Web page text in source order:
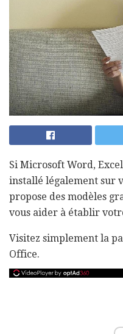
Si Microsoft Word,
installé légalement sur
propose des modèles
vous aider à établir
Visitez simplement la
Office.